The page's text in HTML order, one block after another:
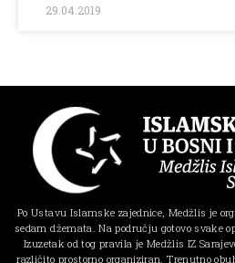
29.04.2019
Po Ustavu Islamske zajednice, Medžlis je
sedam džemata. Na području gotovo svake
Izuzetak od tog pravila je Medžlis IZ
različito prostorno organiziran. Trenutno